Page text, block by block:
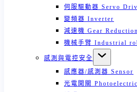
伺服驅動器 Servo
變頻器 Inverter
減速機 Gear Reduction
機械手臂 Industrial
感測與電控安全
感應器/感測器 Sensor
光電開關